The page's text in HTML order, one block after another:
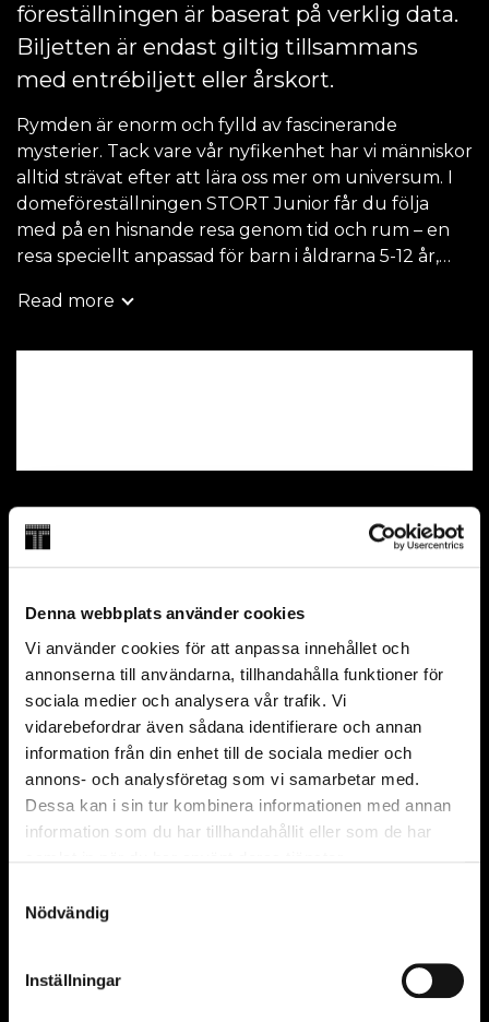
Denna webbplats använder cookies
Vi använder cookies för att anpassa innehållet och
annonserna till användarna, tillhandahålla funktioner för
sociala medier och analysera vår trafik. Vi
vidarebefordrar även sådana identifierare och annan
information från din enhet till de sociala medier och
annons- och analysföretag som vi samarbetar med.
Dessa kan i sin tur kombinera informationen med annan
information som du har tillhandahållit eller som de har
Nödvändig
Inställningar
föreställningen är baserat på verklig data.
Biljetten är endast giltig tillsammans
med entrébiljett eller årskort.
Rymden är enorm och fylld av fascinerande
mysterier. Tack vare vår nyfikenhet har vi människor
alltid strävat efter att lära oss mer om universum. I
domeföreställningen STORT Junior får du följa
med på en hisnande resa genom tid och rum – en
resa speciellt anpassad för barn i åldrarna 5-12 år,
upplevelsen både rolig och lärorik.
hemligheter!
För ungdomar och vuxna rekommenderar vi
originalversionen av STORT.
på plats, eller genom att maila
entren@tekniskamuseet.se.
Observera att biljetten endast är giltig tillsammans
med entrébiljett eller årskort.
Read more
Ordinarie plats
Wisdome
Passar från 4 år
FRÅGOR OCH SVAR
Kan jag besöka Wisdome utan entrébiljett eller
årskort?
Kan jag köpa biljetter på plats?
Vad ingår i entrébiljetten?